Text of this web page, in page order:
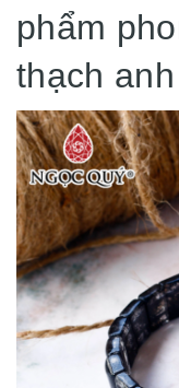
phẩm
thạch